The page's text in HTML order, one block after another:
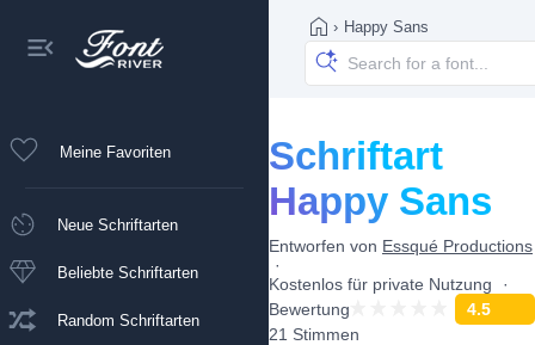
Meine Favoriten
Neue Schriftarten
Beliebte Schriftarten
Random Schriftarten
› Happy Sans
Schriftart
Happy Sans
Entworfen von Essqué Productions
Kostenlos für private Nutzung
Bewertung
4.5
21 Stimmen